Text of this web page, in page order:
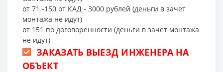
от 71 -150 от КАД - 3000 рублей (деньги в зачет
монтажа не идут)
от 151 по договоренности (деньги в зачет монтажа
не идут)
ЗАКАЗАТЬ ВЫЕЗД ИНЖЕНЕРА НА
ОБЪЕКТ